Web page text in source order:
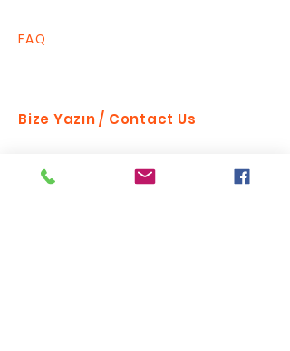
FAQ
Bize Yazın / Contact Us